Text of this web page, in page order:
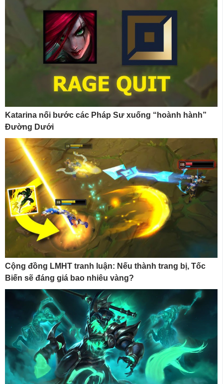
Katarina nối bước các Pháp Sư xuống “hoành hành”
Đường Dưới
Cộng đồng LMHT tranh luận: Nếu thành trang bị, Tốc
Biến sẽ đáng giá bao nhiêu vàng?